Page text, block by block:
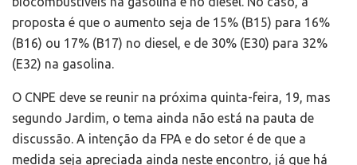
proposta é que o aumento seja de 15% (B15) para 16%
(B16) ou 17% (B17) no diesel, e de 30% (E30) para 32%
(E32) na gasolina.
O CNPE deve se reunir na próxima quinta-feira, 19, mas
segundo Jardim, o tema ainda não está na pauta de
discussão. A intenção da FPA e do setor é de que a
medida seja apreciada ainda neste encontro, já que há